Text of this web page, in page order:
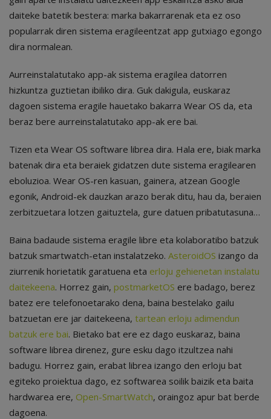
daiteke batetik bestera: marka bakarrarenak eta ez oso
popularrak diren sistema eragileentzat app gutxiago egongo
dira normalean.
Aurreinstalatutako app-ak sistema eragilea datorren
hizkuntza guztietan ibiliko dira. Guk dakigula, euskaraz
dagoen sistema eragile hauetako bakarra Wear OS da, eta
beraz bere aurreinstalatutako app-ak ere bai.
Tizen eta Wear OS software librea dira. Hala ere, biak marka
batenak dira eta beraiek gidatzen dute sistema eragilearen
eboluzioa. Wear OS-ren kasuan, gainera, atzean Google
egonik, Android-ek dauzkan arazo berak ditu, hau da, beraien
zerbitzuetara lotzen gaituztela, gure datuen pribatutasuna…
Baina badaude sistema eragile libre eta kolaboratibo batzuk
batzuk smartwatch-etan instalatzeko. AsteroidOS izango da
ziurrenik horietatik garatuena eta erloju gehienetan instalatu
daitekeena. Horrez gain, postmarketOS ere badago, berez
batez ere telefonoetarako dena, baina bestelako gailu
batzuetan ere jar daitekeena, tartean erloju adimendun
batzuk ere bai. Bietako bat ere ez dago euskaraz, baina
software librea direnez, gure esku dago itzultzea nahi
badugu. Horrez gain, erabat librea izango den erloju bat
egiteko proiektua dago, ez softwarea soilik baizik eta baita
hardwarea ere, Open-SmartWatch, oraingoz apur bat berde
dagoena.